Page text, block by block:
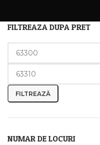
FILTREAZA DUPA PRET
FILTREAZĂ
NUMAR DE LOCURI